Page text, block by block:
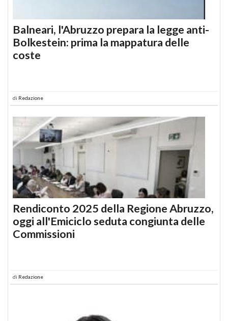
Balneari, l'Abruzzo prepara la legge anti-
Bolkestein: prima la mappatura delle
coste
di Redazione
Rendiconto 2025 della Regione Abruzzo,
oggi all'Emiciclo seduta congiunta delle
Commissioni
di Redazione